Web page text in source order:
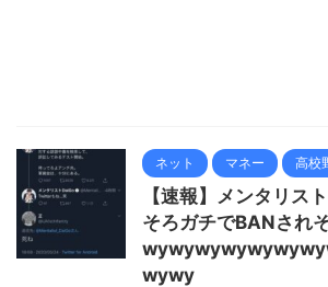
ネット マネー 高校
【速報】メンタリス
そろガチでBANされ
wywy